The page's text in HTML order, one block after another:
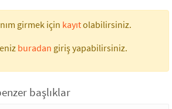
girmek için kayıtolabilirsiniz.
buradan giriş yapabilirsiniz.
başlıklar